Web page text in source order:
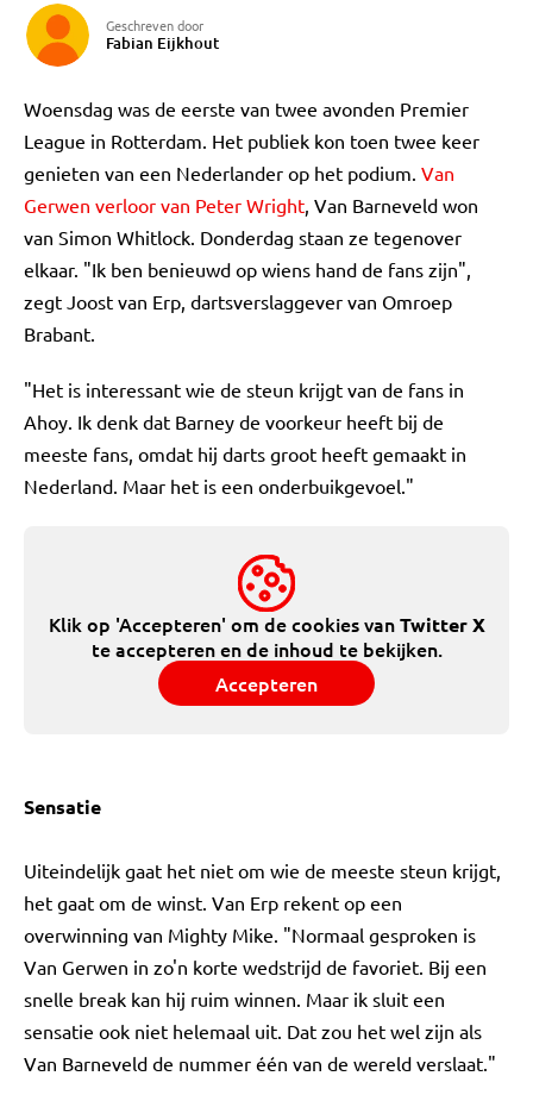
Geschreven door
Fabian Eijkhout
Woensdag was de eerste van twee avonden Premier
League in Rotterdam. Het publiek kon toen twee keer
genieten van een Nederlander op het podium. Van
Gerwen verloor van Peter Wright, Van Barneveld won
van Simon Whitlock. Donderdag staan ze tegenover
elkaar. "Ik ben benieuwd op wiens hand de fans zijn",
zegt Joost van Erp, dartsverslaggever van Omroep
Brabant.
"Het is interessant wie de steun krijgt van de fans in
Ahoy. Ik denk dat Barney de voorkeur heeft bij de
meeste fans, omdat hij darts groot heeft gemaakt in
Nederland. Maar het is een onderbuikgevoel."
Klik op 'Accepteren' om de cookies vanTwitter X
te accepteren en de inhoud te bekijken.
Accepteren
Sensatie
Uiteindelijk gaat het niet om wie de meeste steun krijgt,
het gaat om de winst. Van Erp rekent op een
overwinning van Mighty Mike. "Normaal gesproken is
Van Gerwen in zo'n korte wedstrijd de favoriet. Bij een
snelle break kan hij ruim winnen. Maar ik sluit een
sensatie ook niet helemaal uit. Dat zou het wel zijn als
Van Barneveld de nummer één van de wereld verslaat."